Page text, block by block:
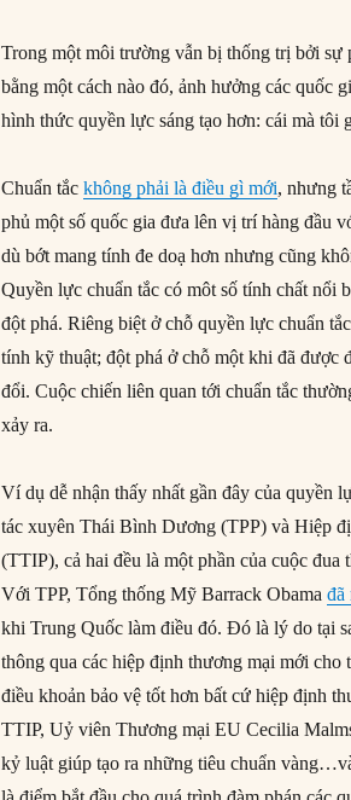
Trong một môi trường vẫn bị thống trị bởi sự
bằng một cách nào đó, ảnh hưởng các quốc
hình thức quyền lực sáng tạo hơn: cái mà tôi
Chuẩn tắckhông phải là điều gì mới, nhưng
phủ một số quốc gia đưa lên vị trí hàng đầu
dù bớt mang tính đe doạ hơn nhưng cũng
Quyền lực chuẩn tắc có môt số tính chất nổi
đột phá. Riêng biệt ở chỗ quyền lực chuẩn
tính kỹ thuật; đột phá ở chỗ một khi đã được
đổi. Cuộc chiến liên quan tới chuẩn tắc
xảy ra.
Ví dụ dễ nhận thấy nhất gần đây của quyền
tác xuyên Thái Bình Dương (TPP) và Hiệp
(TTIP), cả hai đều là một phần của cuộc
Với TPP, Tổng thống Mỹ Barrack Obamađã
khi Trung Quốc làm điều đó. Đó là lý do tại
thông qua các hiệp định thương mại mới
điều khoản bảo vệ tốt hơn bất cứ hiệp định
TTIP, Uỷ viên Thương mại EU Cecilia
kỷ luật giúp tạo ra những tiêu chuẩn